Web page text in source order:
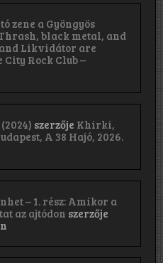
zene a Gyöngyös
black metal, and
Likvidátor are
Rock Club –
szerzője Khirki,
A 38 Hajó, 2026.
– 1. rész: Amikor a
az ajtódon szerzője